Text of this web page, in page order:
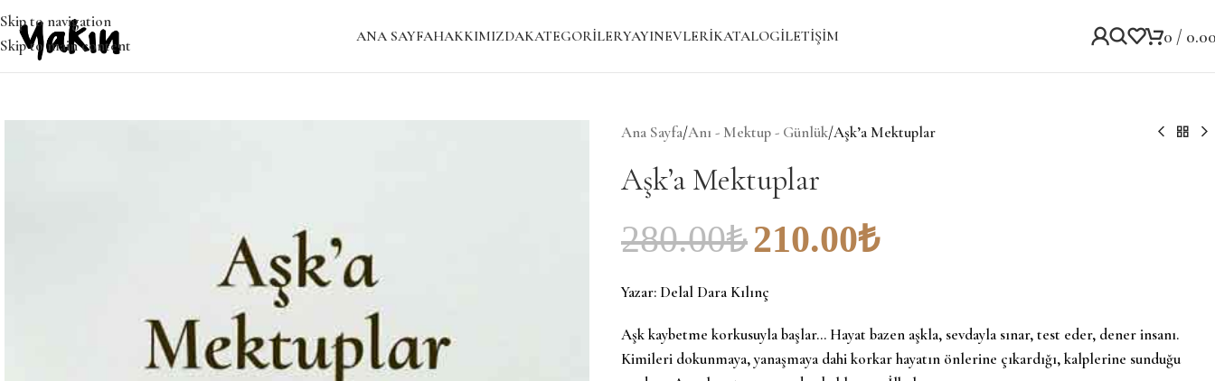
Skip to navigation
Skip to main content
ANA SAYFAHAKKIMIZDAKATEGORILERYAYINEVLERIKATALOGİLETIŞIM 0 /
Ana Sayfa/Anı - Mektup - Günlük/Aşk’a Mektuplar
Aşk’a Mektuplar
280.00₺210.00₺
Yazar: Delal Dara Kılınç
Aşk kaybetme korkusuyla başlar… Hayat bazen aşkla, sevdayla sınar, test eder, dener insanı.
Kimileri dokunmaya, yanaşmaya dahi korkar hayatın önlerine çıkardığı, kalplerine sunduğu